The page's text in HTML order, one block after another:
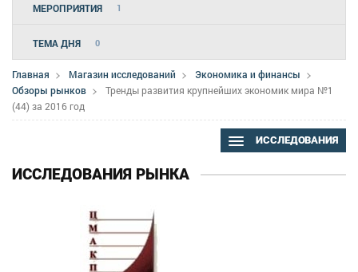
МЕРОПРИЯТИЯ 1
ТЕМА ДНЯ 0
Главная Магазин исследований
Экономика и финансы
Обзоры рынков
Тренды развития крупнейших экономик мира №1
(44) за 2016 год
ИССЛЕДОВАНИЯ
ИССЛЕДОВАНИЯ РЫНКА